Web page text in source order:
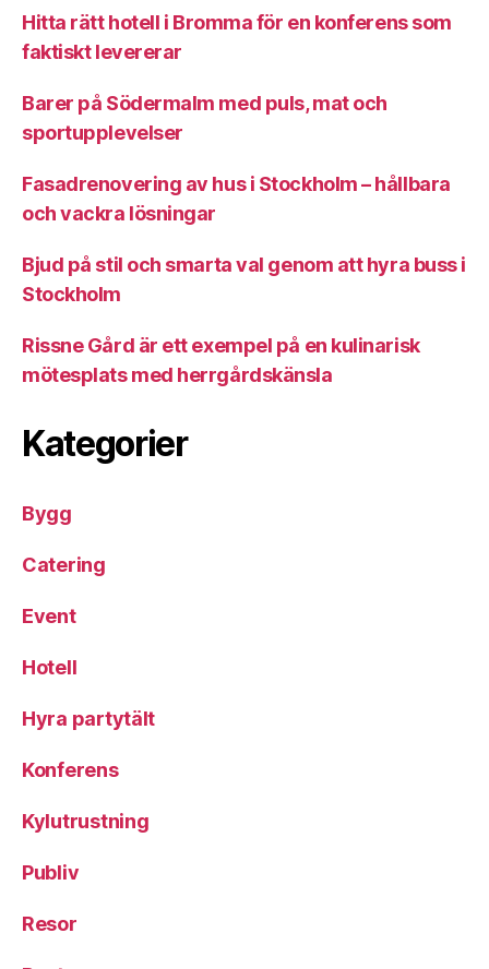
Hitta rätt hotell i Bromma för en konferens som
faktiskt levererar
Barer på Södermalm med puls, mat och
sportupplevelser
Fasadrenovering av hus i Stockholm – hållbara
och vackra lösningar
Bjud på stil och smarta val genom att hyra buss i
Stockholm
Rissne Gård är ett exempel på en kulinarisk
mötesplats med herrgårdskänsla
Kategorier
Bygg
Catering
Event
Hotell
Hyra partytält
Konferens
Kylutrustning
Publiv
Resor